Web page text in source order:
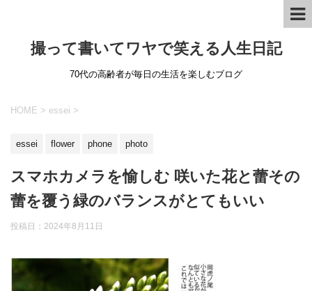
撮って書いてワヤで笑える人生日記
70代の高齢者が毎日の生活を楽しむブログ
HOME > essei >
essei flower phone photo
スマホカメラを愉しむ 咲いた花と蕾その
蕾を覆う緑のバランスがとてもいい
投稿日： 2024年8月11日